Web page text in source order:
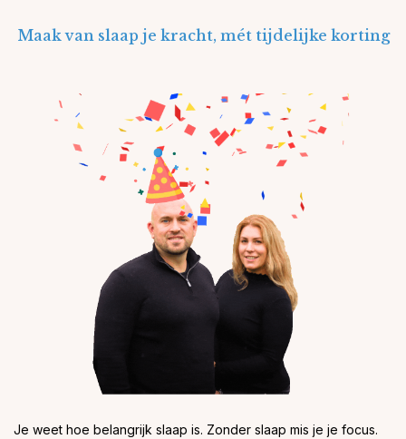
Maak van slaap je kracht, mét tijdelijke korting
Je weet hoe belangrijk slaap is. Zonder slaap mis je je focus.